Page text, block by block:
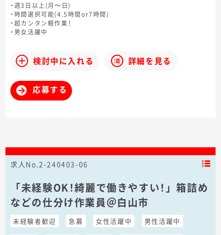
・週3日以上(月～日)
・時間選択可能(4.5時間or7時間)
・超カンタン軽作業！
・男女活躍中
検討中に入れる 詳細を見る
応募する
求人No.2-240403-06
「未経験OK！綺麗で働きやすい！」箱詰め
などの仕分け作業員＠白山市
未経験者歓迎 急募 女性活躍中 男性活躍中